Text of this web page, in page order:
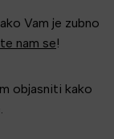
Vam je zubno
nam se!
objasniti kako